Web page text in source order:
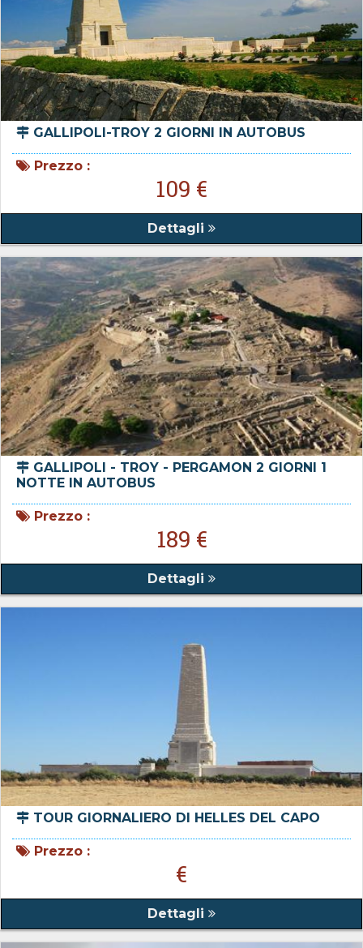
GALLIPOLI-TROY 2 GIORNI IN AUTOBUS
Prezzo :
109 €
Dettagli
GALLIPOLI - TROY - PERGAMON 2 GIORNI 1
NOTTE IN AUTOBUS
Prezzo :
189 €
Dettagli
TOUR GIORNALIERO DI HELLES DEL CAPO
Prezzo :
€
Dettagli